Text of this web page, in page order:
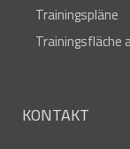
Trainingspläne
Trainingsfläche
KONTAKT